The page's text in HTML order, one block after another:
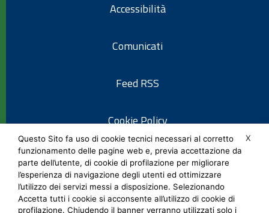
Accessibilità
Comunicati
Feed RSS
Cookie Policy
Informativa privacy
Note legali
X
Questo Sito fa uso di cookie tecnici necessari al corretto
funzionamento delle pagine web e, previa accettazione da
parte dell’utente, di cookie di profilazione per migliorare
l’esperienza di navigazione degli utenti ed ottimizzare
l’utilizzo dei servizi messi a disposizione. Selezionando
Accetta tutti i cookie si acconsente all’utilizzo di cookie di
profilazione. Chiudendo il banner verranno utilizzati solo i